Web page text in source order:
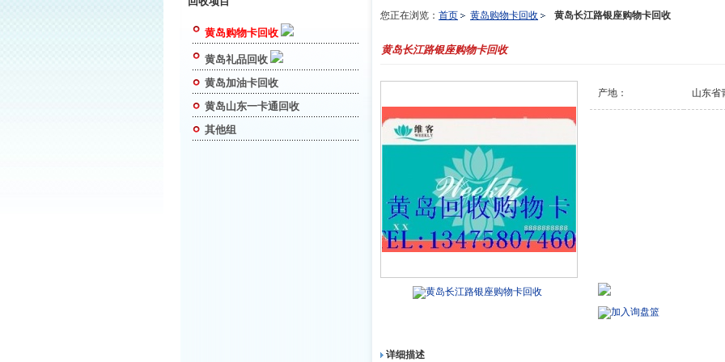
黄岛购物卡回收
黄岛礼品回收
黄岛加油卡回收
黄岛山东一卡通回收
其他组
您正在浏览： 首页 黄岛购物卡回收 黄岛长江路银座购物卡回收
黄岛长江路银座购物卡回收
产地： 山东省
加入询盘篮
黄岛长江路银座购物卡回收
详细描述